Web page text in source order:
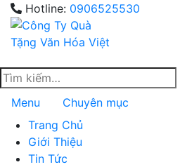
Skip
content
Hotline: 0906525530
Menu
Chuyên mục
Trang Chủ
Giới Thiệu
Tin Tức